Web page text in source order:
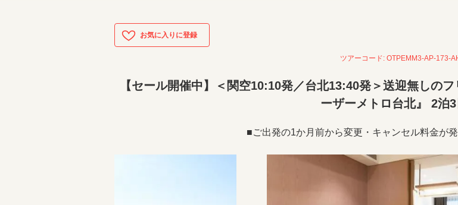
ツアーコード: OTPEMM3-AP-173-
【セール開催中】＜関空10:10発／台北13:40発＞送迎無しの
ーザーメトロ台北』 2泊3
■ご出発の1か月前から変更・キャンセル料金が